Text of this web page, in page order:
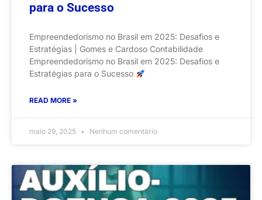
para o Sucesso
Empreendedorismo no Brasil em 2025: Desafios e
Estratégias | Gomes e Cardoso Contabilidade
Empreendedorismo no Brasil em 2025: Desafios e
Estratégias para o Sucesso
READ MORE »
maio 29, 2025 Nenhum comentário